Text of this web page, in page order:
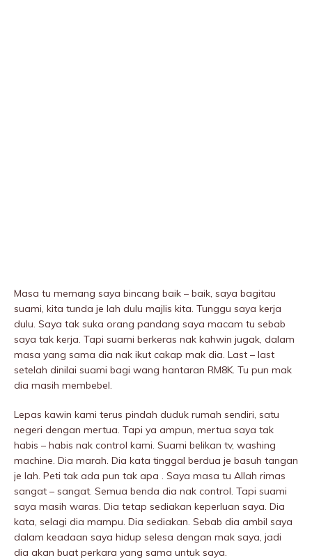
Masa tu memang saya bincang baik – baik, saya bagitau
suami, kita tunda je lah dulu majlis kita. Tunggu saya kerja
dulu. Saya tak suka orang pandang saya macam tu sebab
saya tak kerja. Tapi suami berkeras nak kahwin jugak, dalam
masa yang sama dia nak ikut cakap mak dia. Last – last
setelah dinilai suami bagi wang hantaran RM8K. Tu pun mak
dia masih membebel.
Lepas kawin kami terus pindah duduk rumah sendiri, satu
negeri dengan mertua. Tapi ya ampun, mertua saya tak
habis – habis nak control kami. Suami belikan tv, washing
machine. Dia marah. Dia kata tinggal berdua je basuh tangan
je lah. Peti tak ada pun tak apa . Saya masa tu Allah rimas
sangat – sangat. Semua benda dia nak control. Tapi suami
saya masih waras. Dia tetap sediakan keperluan saya. Dia
kata, selagi dia mampu. Dia sediakan. Sebab dia ambil saya
dalam keadaan saya hidup selesa dengan mak saya, jadi
dia akan buat perkara yang sama untuk saya.